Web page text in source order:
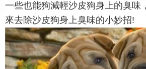
一些也能狗減輕沙皮狗身上的臭味
來去除沙皮狗身上臭味的小妙招!